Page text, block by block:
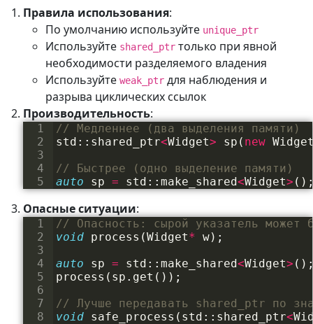
Правила использования:
По умолчанию используйте unique_ptr
Используйте shared_ptr только при явной
необходимости разделяемого владения
Используйте weak_ptr для наблюдения и
разрыва циклических ссылок
Производительность:
1
2
3
4
5
// Медленнее (два выделения памяти)
std :: shared_ptr<Widget> sp ( new
// Быстрее (одно выделение памяти)
auto
sp = std :: make_shared<Widget> ( )
Опасные ситуации:
1
2
3
4
5
6
7
8
// Опасность: сырой указатель может
void process (Widget* w) ;
auto
sp = std :: make_shared<Widget> ( )
process ( sp . get ( )) ;
// Лучше передавать shared_ptr по
void safe_process ( std :: shared_ptr<